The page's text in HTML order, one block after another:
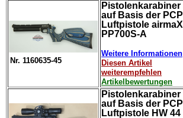
Nr. 1160635-45
Pistolenkarabiner
auf Basis der PCP
Luftpistole airmaX
PP700S-A
Weitere Informationen
Diesen Artikel
weiterempfehlen
Artikelbewertungen
Pistolenkarabiner
auf Basis der PCP
Luftpistole HW 44